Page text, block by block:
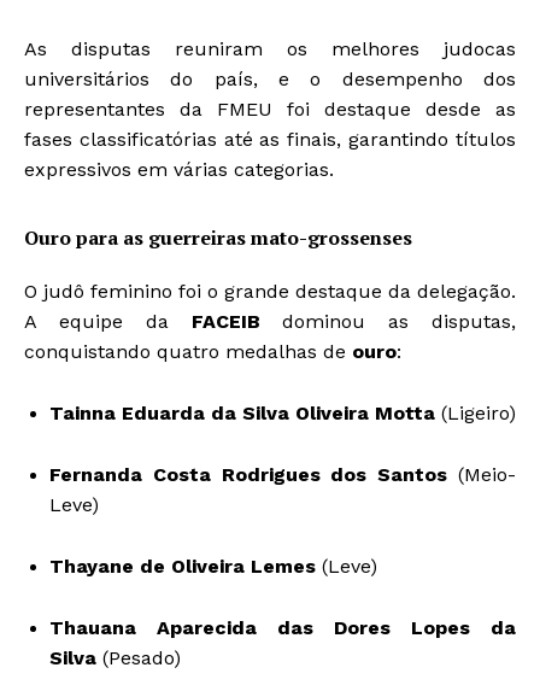
As disputas reuniram os melhores judocas
universitários do país, e o desempenho dos
representantes da FMEU foi destaque desde as
fases classificatórias até as finais, garantindo títulos
expressivos em várias categorias.
Ouro para as guerreiras mato-grossenses
O judô feminino foi o grande destaque da delegação.
A equipe da FACEIB dominou as disputas,
conquistando quatro medalhas de ouro:
Tainna Eduarda da Silva Oliveira Motta (Ligeiro)
Fernanda Costa Rodrigues dos Santos (Meio-
Leve)
Thayane de Oliveira Lemes (Leve)
Thauana Aparecida das Dores Lopes da
Silva (Pesado)